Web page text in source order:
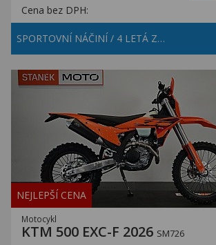
Cena bez DPH:
SPORTOVNÍ NÁČINÍ / 4 LETÁ Z…
NEJLEPŠÍ CENA
Motocykl
KTM 500 EXC-F 2026 SM726